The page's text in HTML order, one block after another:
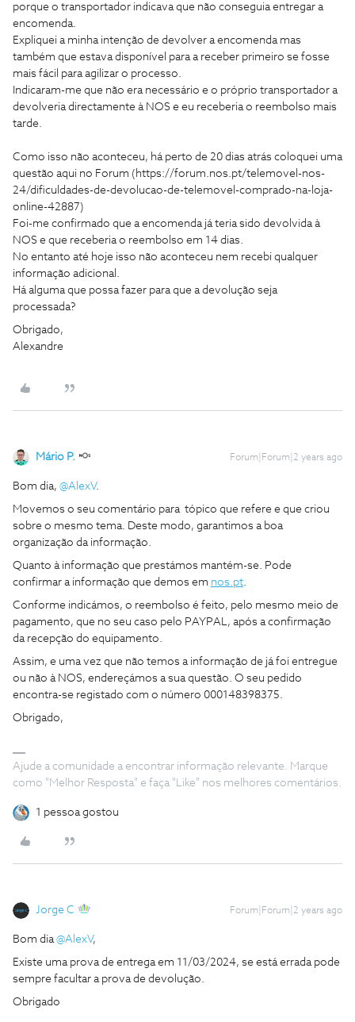
porque o transportador indicava que não conseguia entregar a
encomenda.
Expliquei a minha intenção de devolver a encomenda mas
também que estava disponível para a receber primeiro se fosse
mais fácil para agilizar o processo.
Indicaram-me que não era necessário e o próprio transportador a
devolveria directamente à NOS e eu receberia o reembolso mais
tarde.
Como isso não aconteceu, há perto de 20 dias atrás coloquei uma
questão aqui no Forum (https://forum.nos.pt/telemovel-nos-
24/dificuldades-de-devolucao-de-telemovel-comprado-na-loja-
online-42887)
Foi-me confirmado que a encomenda já teria sido devolvida à
NOS e que receberia o reembolso em 14 dias.
No entanto até hoje isso não aconteceu nem recebi qualquer
informação adicional.
Há alguma que possa fazer para que a devolução seja
processada?
Obrigado,
Alexandre
Mário P. Forum|Forum|2 years ago
Bom dia, @AlexV.
Movemos o seu comentário para tópico que refere e que criou
sobre o mesmo tema. Deste modo, garantimos a boa
organização da informação.
Quanto à informação que prestámos mantém-se. Pode
confirmar a informação que demos em nos.pt.
Conforme indicámos, o reembolso é feito, pelo mesmo meio de
pagamento, que no seu caso pelo PAYPAL, após a confirmação
da recepção do equipamento.
Assim, e uma vez que não temos a informação de já foi entregue
ou não à NOS, endereçámos a sua questão. O seu pedido
encontra-se registado com o número 000148398375.
Obrigado,
Ajude a comunidade a encontrar informação relevante. Marque
como "Melhor Resposta" e faça "Like" nos melhores comentários.
1 pessoa gostou
Jorge C Forum|Forum|2 years ago
Bom dia@AlexV,
Existe uma prova de entrega em 11/03/2024, se está errada pode
sempre facultar a prova de devolução.
Obrigado